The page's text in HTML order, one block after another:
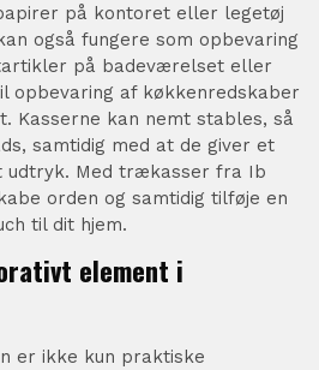
på kontoret eller legetøj
også fungere som opbevaring
på badeværelset eller
opbevaring af køkkenredskaber
Kasserne kan nemt stables, så
samtidig med at de giver et
udtryk. Med trækasser fra Ib
orden og samtidig tilføje en
til dit hjem.
element i
er ikke kun praktiske